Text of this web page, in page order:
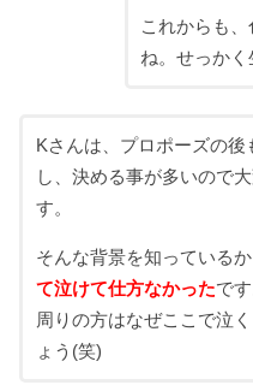
これからも
ね。せっかく
Kさんは、プロポーズの後
し、決める事が多いので
す。
そんな背景を知っているか
て泣けて仕方なかったです
周りの方はなぜここで泣
ょう(笑)